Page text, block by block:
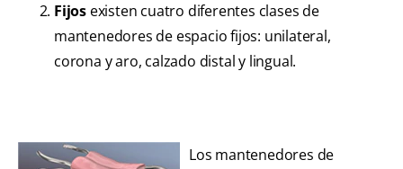
Fijos existen cuatro diferentes clases de
mantenedores de espacio fijos: unilateral,
corona y aro, calzado distal y lingual.
Los mantenedores de